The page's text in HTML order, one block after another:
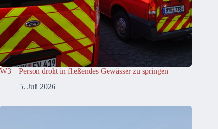
W3 – Person droht in fließendes Gewässer zu springen
5. Juli 2026